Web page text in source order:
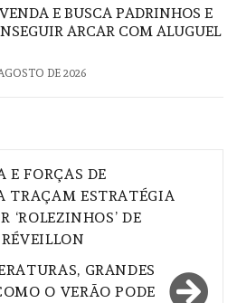
E BUSCA PADRINHOS E
ARCAR COM ALUGUEL
DE 2026
E FORÇAS DE
TRAÇAM ESTRATÉGIA
‘ROLEZINHOS’ DE
GRANDES
O VERÃO PODE